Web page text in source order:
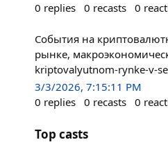
0 replies 0 recasts 0
События на
рынке,
kriptovalyutnom-rynke-v-
3/3/2026, 7:15:11 PM
0 replies 0 recasts 0
Top casts